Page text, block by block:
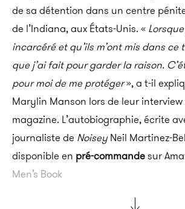
de sa détention dans un centre
de l’Indiana, aux États-Unis. «
incarcéré et qu’ils m’ont mis dans ce
que j’ai fait pour garder la raison.
pour moi de me protéger»,a t-il
Marylin Manson lors de leur
magazine. L’autobiographie, écrite
journaliste de Noisey Neil Martinez-
disponible en pré-commandesur
Men’s Book